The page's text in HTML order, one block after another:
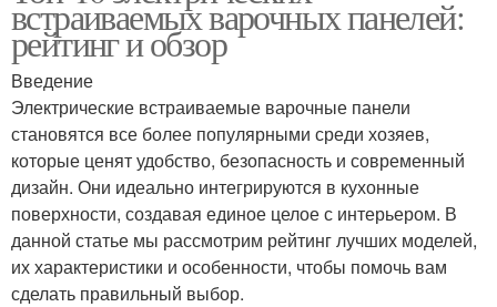
встраиваемых варочных панелей:
рейтинг и обзор
Введение
Электрические встраиваемые варочные панели
становятся все более популярными среди хозяев,
которые ценят удобство, безопасность и современный
дизайн. Они идеально интегрируются в кухонные
поверхности, создавая единое целое с интерьером. В
данной статье мы рассмотрим рейтинг лучших моделей,
их характеристики и особенности, чтобы помочь вам
сделать правильный выбор.